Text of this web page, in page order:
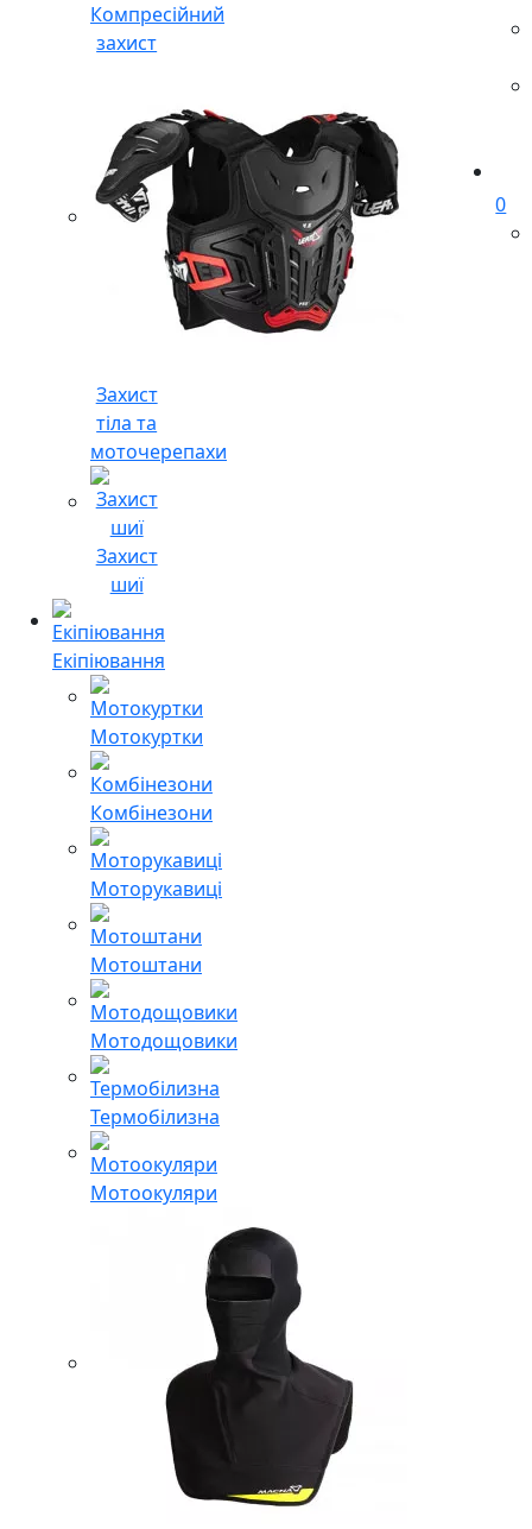
Компресійний
захист
Захист
тіла та
моточерепахи
Захист
шиї
Екіпіювання
Мотокуртки
Комбінезони
Моторукавиці
Мотоштани
Мотодощовики
Термобілизна
Мотоокуляри
0